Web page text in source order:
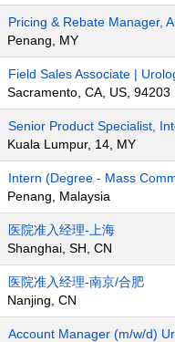
Pricing & Rebate Manager,
Penang, MY
Field Sales Associate |
Sacramento, CA, US, 94203
Senior Product Specialist,
Kuala Lumpur, 14, MY
Intern (Degree - Mass
Penang, Malaysia
医院准入经理-上海
Shanghai, SH, CN
医院准入经理-南京/合肥
Nanjing, CN
Account Manager (m/w/d)